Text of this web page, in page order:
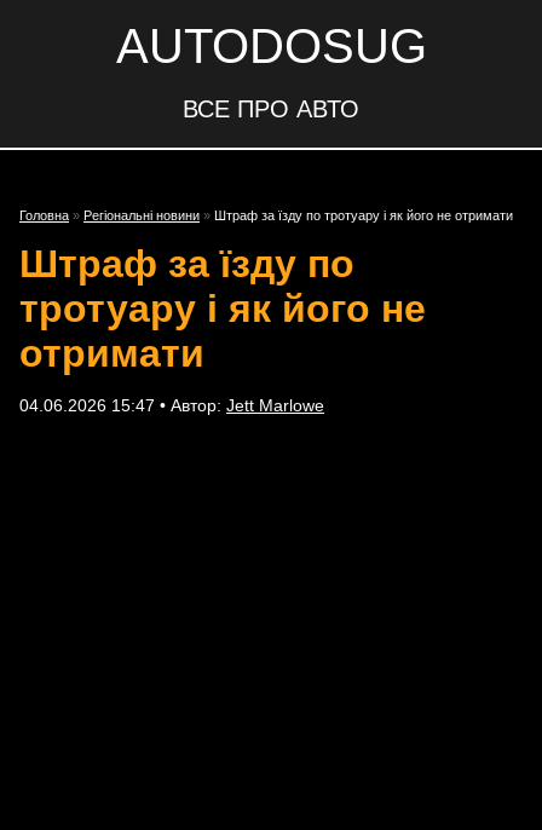
AUTODOSUG
ВСЕ ПРО АВТО
Головна » Регіональні новини » Штраф за їзду по тротуару і як його не отримати
Штраф за їзду по
тротуару і як його не
отримати
04.06.2026 15:47 • Автор: Jett Marlowe